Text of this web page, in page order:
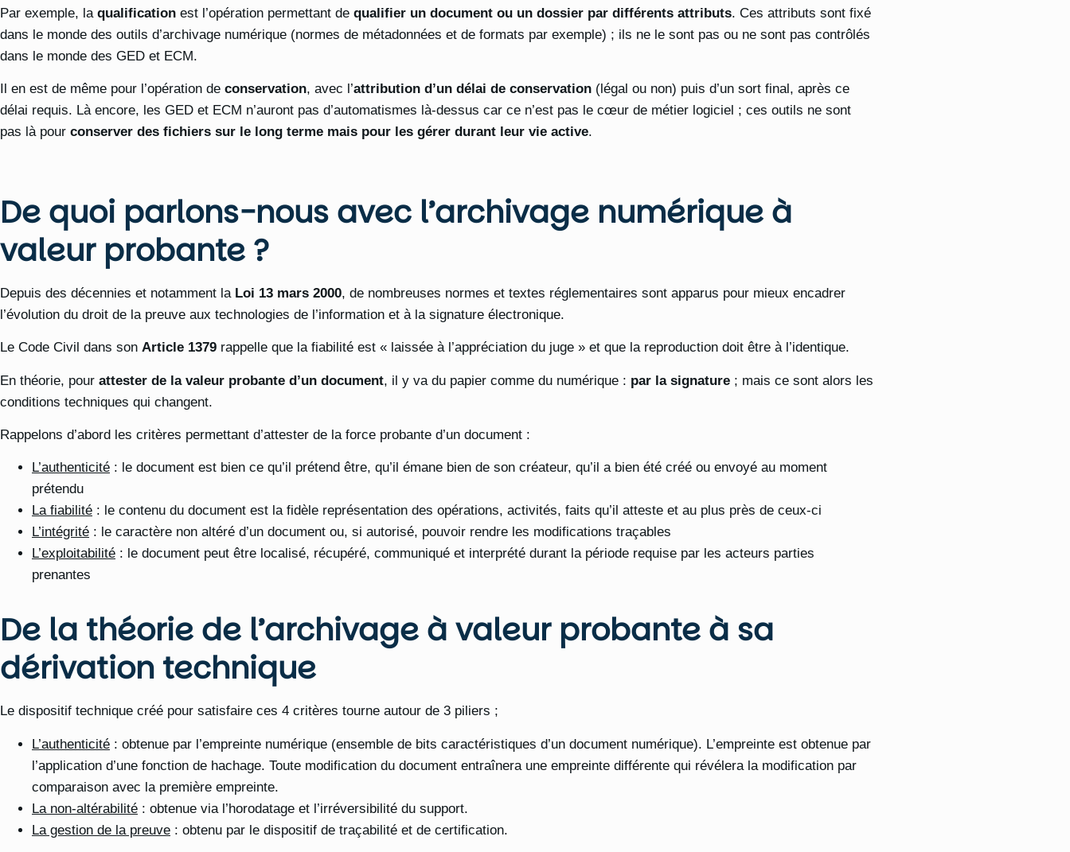
Par exemple, la qualification est l’opération permettant de qualifier un document ou un dossier par différents attributs. Ces attributs sont fixé
dans le monde des outils d’archivage numérique (normes de métadonnées et de formats par exemple) ; ils ne le sont pas ou ne sont pas contrôlés
dans le monde des GED et ECM.
Il en est de même pour l’opération de conservation, avec l’attribution d’un délai de conservation (légal ou non) puis d’un sort final, après ce
délai requis. Là encore, les GED et ECM n’auront pas d’automatismes là-dessus car ce n’est pas le cœur de métier logiciel ; ces outils ne sont
pas là pour conserver des fichiers sur le long terme mais pour les gérer durant leur vie active.
De quoi parlons-nous avec l’archivage numérique à
valeur probante ?
Depuis des décennies et notamment la Loi 13 mars 2000, de nombreuses normes et textes réglementaires sont apparus pour mieux encadrer
l’évolution du droit de la preuve aux technologies de l’information et à la signature électronique.
Le Code Civil dans son Article 1379 rappelle que la fiabilité est « laissée à l’appréciation du juge » et que la reproduction doit être à l’identique.
En théorie, pour attester de la valeur probante d’un document, il y va du papier comme du numérique : par la signature ; mais ce sont alors les
conditions techniques qui changent.
Rappelons d’abord les critères permettant d’attester de la force probante d’un document :
L’authenticité : le document est bien ce qu’il prétend être, qu’il émane bien de son créateur, qu’il a bien été créé ou envoyé au moment
prétendu
La fiabilité : le contenu du document est la fidèle représentation des opérations, activités, faits qu’il atteste et au plus près de ceux-ci
L’intégrité : le caractère non altéré d’un document ou, si autorisé, pouvoir rendre les modifications traçables
L’exploitabilité : le document peut être localisé, récupéré, communiqué et interprété durant la période requise par les acteurs parties
prenantes
De la théorie de l’archivage à valeur probante à sa
dérivation technique
Le dispositif technique créé pour satisfaire ces 4 critères tourne autour de 3 piliers ;
L’authenticité : obtenue par l’empreinte numérique (ensemble de bits caractéristiques d’un document numérique). L’empreinte est obtenue par
l’application d’une fonction de hachage. Toute modification du document entraînera une empreinte différente qui révélera la modification par
comparaison avec la première empreinte.
La non-altérabilité : obtenue via l’horodatage et l’irréversibilité du support.
La gestion de la preuve : obtenu par le dispositif de traçabilité et de certification.